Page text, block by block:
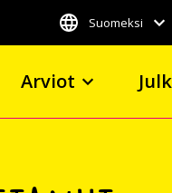
Suomeksi
Arviot